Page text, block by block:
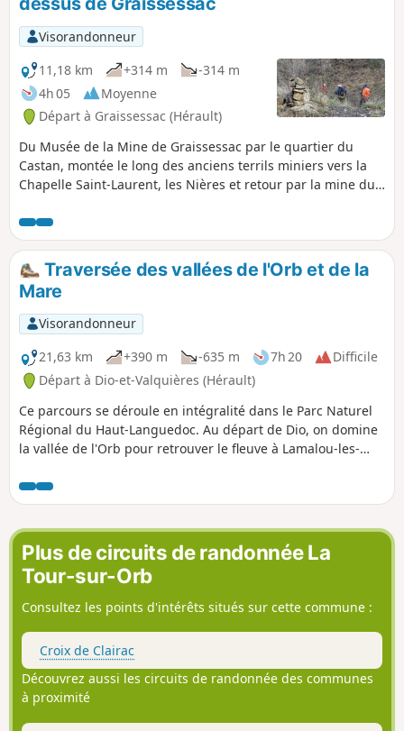
Visorandonneur
11,18 km
+314 m
-314 m
4h 05
Moyenne
Départ à Graissessac (Hérault)
Du Musée de la Mine de Graissessac par le quartier du
Castan, montée le long des anciens terrils miniers vers la
Chapelle Saint-Laurent, les Nières et retour par la mine du
Papin.
Traversée des vallées de l'Orb et de la
Mare
Visorandonneur
21,63 km
+390 m -635 m 7h 20
Difficile
Départ à Dio-et-Valquières (Hérault)
Ce parcours se déroule en intégralité dans le Parc Naturel
Régional du Haut-Languedoc. Au départ de Dio, on domine
la vallée de l'Orb pour retrouver le fleuve à Lamalou-les-
du Diable. Au pied des Monts d'Orb, on aperçoit la
Montagne de l'Espinouse et les falaises du Plateau du
Caroux. Les vues sur le Château de Dio, le passage dans des
ruffes de couleur pourpre et la visite du village médiéval de
Boussagues agrémentent cette traversée.
Plus de circuits de randonnée La
Tour-sur-Orb
Consultez les points d'intérêts situés sur cette commune :
Croix de Clairac
Découvrez aussi les circuits de randonnée des communes
à proximité